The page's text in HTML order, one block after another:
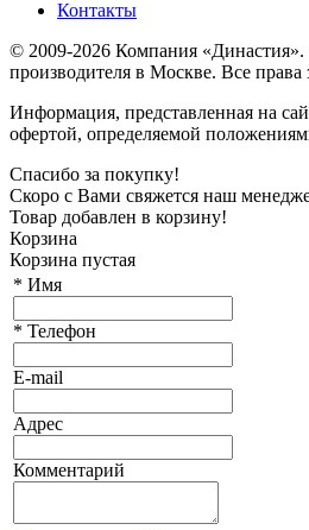
Контакты
© 2009-2026 Компания
производителя в Москве. Все
Информация, представленная на
офертой, определяемой
Спасибо за покупку!
Скоро с Вами свяжется наш
Товар добавлен в корзину!
Корзина
Корзина пустая
* Имя
* Телефон
E-mail
Адрес
Комментарий